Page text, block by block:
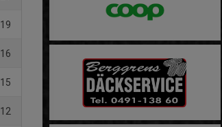
19
16
15
12